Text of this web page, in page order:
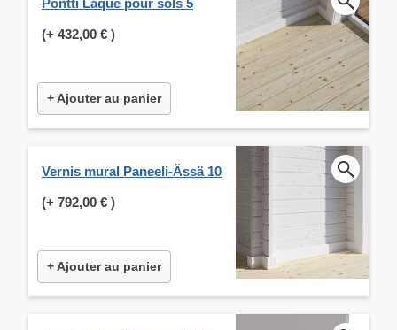
(+ 432,00 € )
+ Ajouter au panier
Vernis mural Paneeli-Ässä 10
(+ 792,00 € )
+ Ajouter au panier